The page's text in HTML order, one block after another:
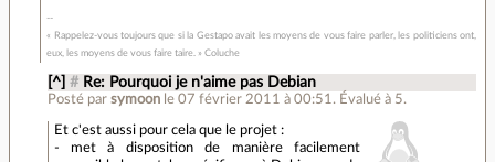
« Rappelez-vous toujours que si la Gestapo avait les moyens de vous faire parler, les politiciens ont,
eux, les moyens de vous faire taire. » Coluche
[^] # Re: Pourquoi je n'aime pas Debian
Posté par symoon le 07 février 2011 à 00:51 . Évalué à 5.
Et c'est aussi pour cela que le projet :
- met à disposition de manière facilement